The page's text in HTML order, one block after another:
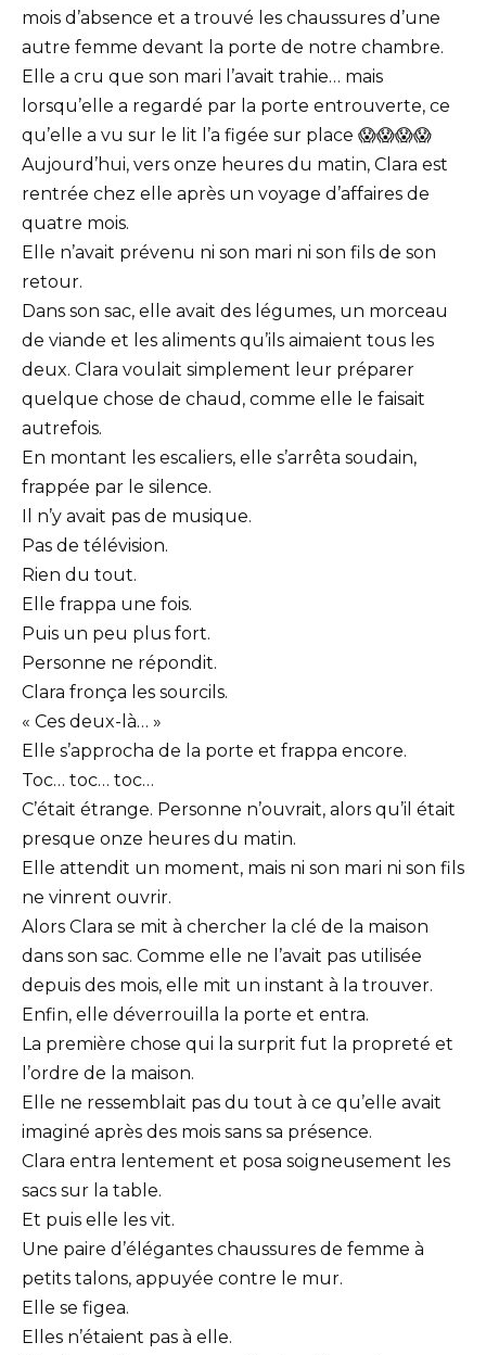
mois d’absence et a trouvé les chaussures d’une
autre femme devant la porte de notre chambre.
Elle a cru que son mari l’avait trahie… mais
lorsqu’elle a regardé par la porte entrouverte, ce
qu’elle a vu sur le lit l’a figée sur place 😱😱😱😱
Aujourd’hui, vers onze heures du matin, Clara est
rentrée chez elle après un voyage d’affaires de
quatre mois.
Elle n’avait prévenu ni son mari ni son fils de son
retour.
Dans son sac, elle avait des légumes, un morceau
de viande et les aliments qu’ils aimaient tous les
deux. Clara voulait simplement leur préparer
quelque chose de chaud, comme elle le faisait
autrefois.
En montant les escaliers, elle s’arrêta soudain,
frappée par le silence.
Il n’y avait pas de musique.
Pas de télévision.
Rien du tout.
Elle frappa une fois.
Puis un peu plus fort.
Personne ne répondit.
Clara fronça les sourcils.
« Ces deux-là… »
Elle s’approcha de la porte et frappa encore.
Toc… toc… toc…
C’était étrange. Personne n’ouvrait, alors qu’il était
presque onze heures du matin.
Elle attendit un moment, mais ni son mari ni son fils
ne vinrent ouvrir.
Alors Clara se mit à chercher la clé de la maison
dans son sac. Comme elle ne l’avait pas utilisée
depuis des mois, elle mit un instant à la trouver.
Enfin, elle déverrouilla la porte et entra.
La première chose qui la surprit fut la propreté et
l’ordre de la maison.
Elle ne ressemblait pas du tout à ce qu’elle avait
imaginé après des mois sans sa présence.
Clara entra lentement et posa soigneusement les
sacs sur la table.
Et puis elle les vit.
Une paire d’élégantes chaussures de femme à
petits talons, appuyée contre le mur.
Elle se figea.
Elles n’étaient pas à elle.